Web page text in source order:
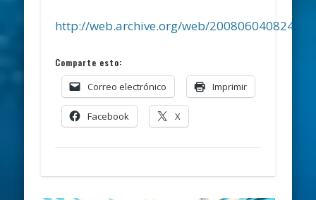
http://web.archive.org/web/
Comparte esto:
Correo electrónico Imprimir
Facebook X